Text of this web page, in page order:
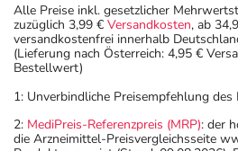
Alle Preise inkl. gesetzlicher
zuzüglich 3,99 € Versandkosten, ab
versandkostenfrei innerhalb
(Lieferung nach Österreich: 4,95 €
Bestellwert)
1: Unverbindliche Preisempfehlung
2: MediPreis-Referenzpreis (MRP): der
die Arzneimittel-Preisvergleichsseite